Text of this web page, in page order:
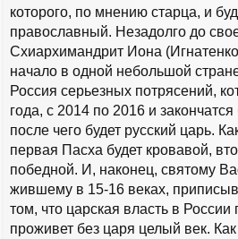
которого, по мнению старца, и
православный. Незадолго до
Схиархимандрит Иона
начало в одной небольшой
Россия серьезных потрясений,
года, с 2014 по 2016 и
после чего будет русский царь.
первая Пасха будет кровавой,
победной. И, наконец, святому
жившему в 15-16 веках,
том, что царская власть в России
проживет без царя целый век.